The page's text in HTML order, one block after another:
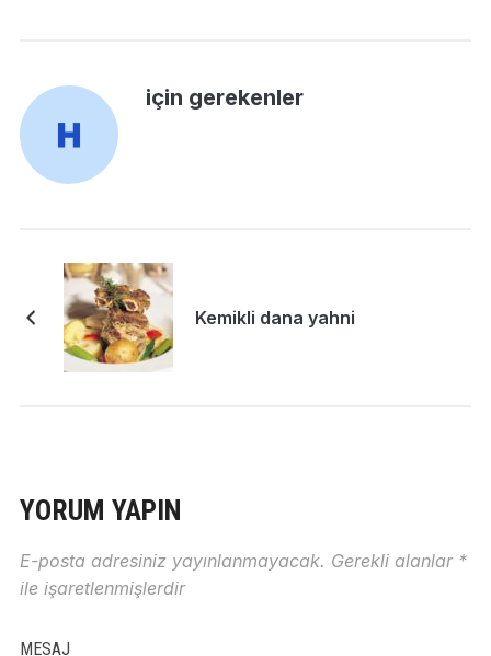
için gerekenler
Kemikli dana yahni
YORUM YAPIN
E-posta adresiniz yayınlanmayacak. Gerekli alanlar *
ile işaretlenmişlerdir
MESAJ